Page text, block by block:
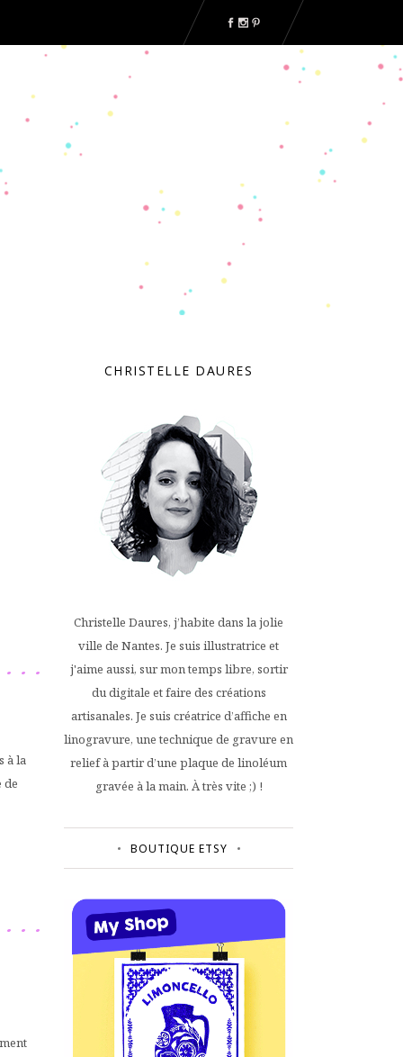
à la
de
CHRISTELLE DAURES
Christelle Daures, j’habite dans la jolie
ville de Nantes. Je suis illustratrice et
j'aime aussi, sur mon temps libre, sortir
du digitale et faire des créations
artisanales. Je suis créatrice d’affiche en
linogravure, une technique de gravure en
relief à partir d’une plaque de linoléum
gravée à la main. À très vite ;) !
BOUTIQUE ETSY